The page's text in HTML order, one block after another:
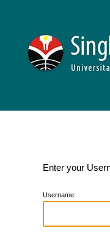
Enter your
Username: